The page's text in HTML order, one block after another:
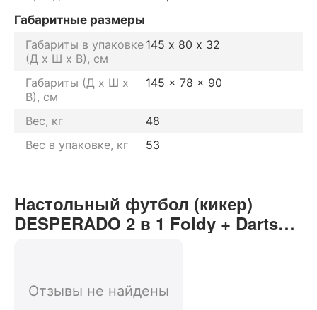
Габаритные размеры
Габариты в упаковке
(Д х Ш х В), см
145 х 80 х 32
Габариты (Д х Ш х
В), см
145 x 78 x 90
Вес, кг
48
Вес в упаковке, кг
53
Настольный футбол (кикер)
DESPERADO 2 в 1 Foldy + Darts
магазина
Отзывы не найдены